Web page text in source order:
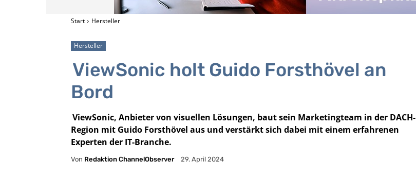
Start Hersteller
Hersteller
ViewSonic holt Guido Forsthövel an
Bord
ViewSonic, Anbieter von visuellen Lösungen, baut sein Marketingteam in der DACH-
Region mit Guido Forsthövel aus und verstärkt sich dabei mit einem erfahrenen
Experten der IT-Branche.
Von Redaktion ChannelObserver 29. April 2024